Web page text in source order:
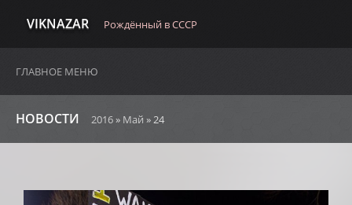
VIKNAZAR Рождённый в СССР
ГЛАВНОЕ МЕНЮ
НОВОСТИ 2016» Май »24